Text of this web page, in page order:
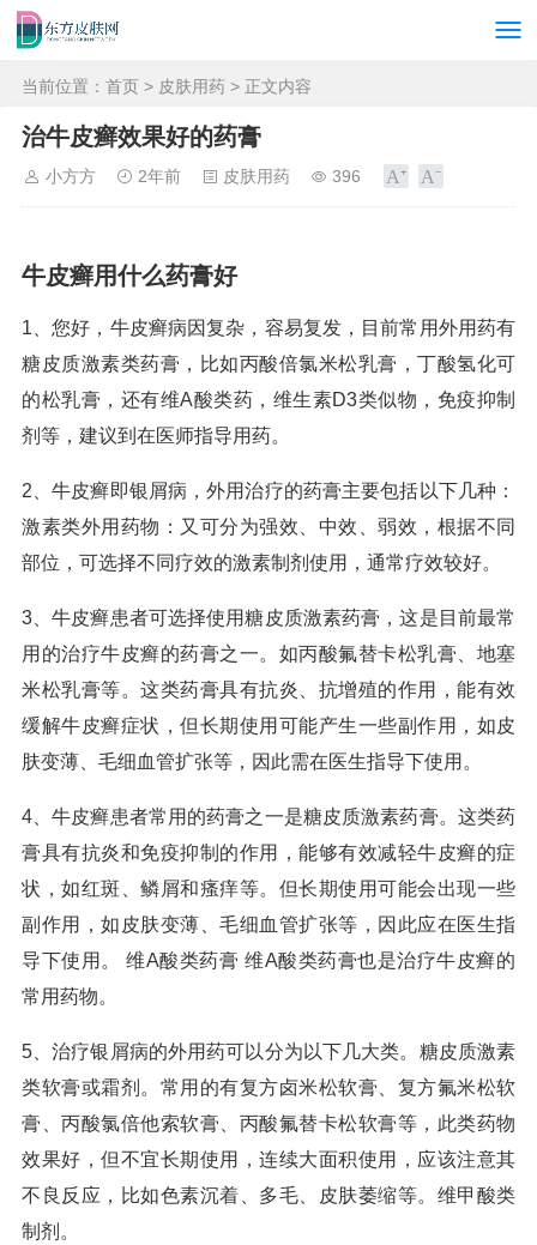
当前位置： 首页 > 皮肤用药 > 正文内容
治牛皮癣效果好的药膏
小方方 2年前 皮肤用药 396
牛皮癣用什么药膏好
1、您好，牛皮癣病因复杂，容易复发，目前常用外用药有
糖皮质激素类药膏，比如丙酸倍氯米松乳膏，丁酸氢化可
的松乳膏，还有维A酸类药，维生素D3类似物，免疫抑制
剂等，建议到在医师指导用药。
2、牛皮癣即银屑病，外用治疗的药膏主要包括以下几种：
激素类外用药物：又可分为强效、中效、弱效，根据不同
部位，可选择不同疗效的激素制剂使用，通常疗效较好。
3、牛皮癣患者可选择使用糖皮质激素药膏，这是目前最常
用的治疗牛皮癣的药膏之一。如丙酸氟替卡松乳膏、地塞
米松乳膏等。这类药膏具有抗炎、抗增殖的作用，能有效
缓解牛皮癣症状，但长期使用可能产生一些副作用，如皮
肤变薄、毛细血管扩张等，因此需在医生指导下使用。
4、牛皮癣患者常用的药膏之一是糖皮质激素药膏。这类药
膏具有抗炎和免疫抑制的作用，能够有效减轻牛皮癣的症
状，如红斑、鳞屑和瘙痒等。但长期使用可能会出现一些
副作用，如皮肤变薄、毛细血管扩张等，因此应在医生指
导下使用。 维A酸类药膏 维A酸类药膏也是治疗牛皮癣的
常用药物。
5、治疗银屑病的外用药可以分为以下几大类。糖皮质激素
类软膏或霜剂。常用的有复方卤米松软膏、复方氟米松软
膏、丙酸氯倍他索软膏、丙酸氟替卡松软膏等，此类药物
效果好，但不宜长期使用，连续大面积使用，应该注意其
不良反应，比如色素沉着、多毛、皮肤萎缩等。维甲酸类
制剂。